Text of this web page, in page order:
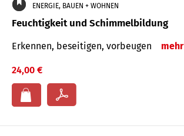
ENERGIE, BAUEN + WOHNEN
Feuchtigkeit und Schimmelbildung
Erkennen, beseitigen, vorbeugen mehr
24,00 €